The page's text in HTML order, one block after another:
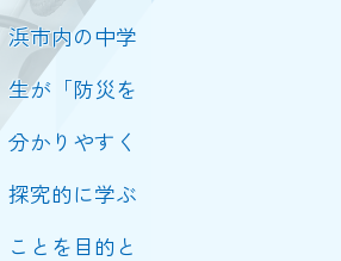
浜市内の中学
生が「防災を
分かりやすく
探究的に学ぶ
ことを目的と